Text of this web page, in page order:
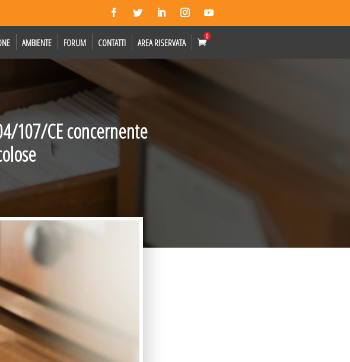
AMBIENTE FORUM CONTATTI AREA RISERVATA
0
107/CE concernente